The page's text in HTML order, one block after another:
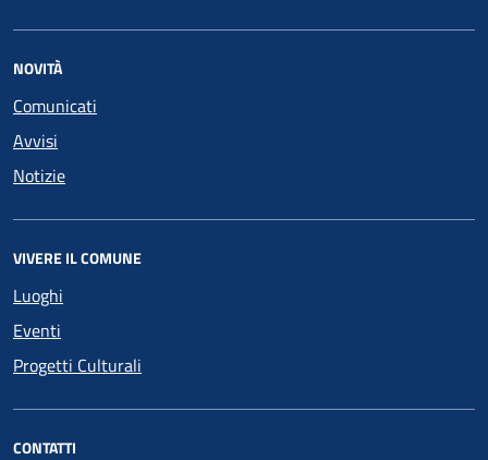
NOVITÀ
Comunicati
Avvisi
Notizie
VIVERE IL COMUNE
Luoghi
Eventi
Progetti Culturali
CONTATTI